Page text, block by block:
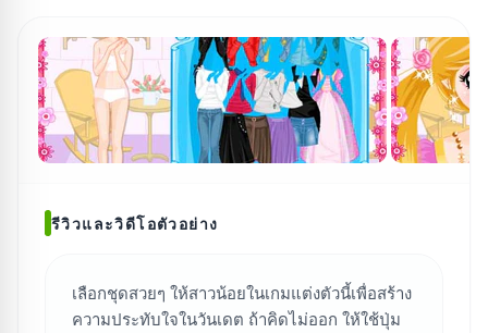
ค้นหาเกม
รีวิวและวิดีโอตัวอย่าง
เลือกชุดสวยๆ ให้สาวน้อยในเกมแต่งตัวนี้เพื่อสร้าง
ความประทับใจในวันเดต ถ้าคิดไม่ออก ให้ใช้ปุ่ม